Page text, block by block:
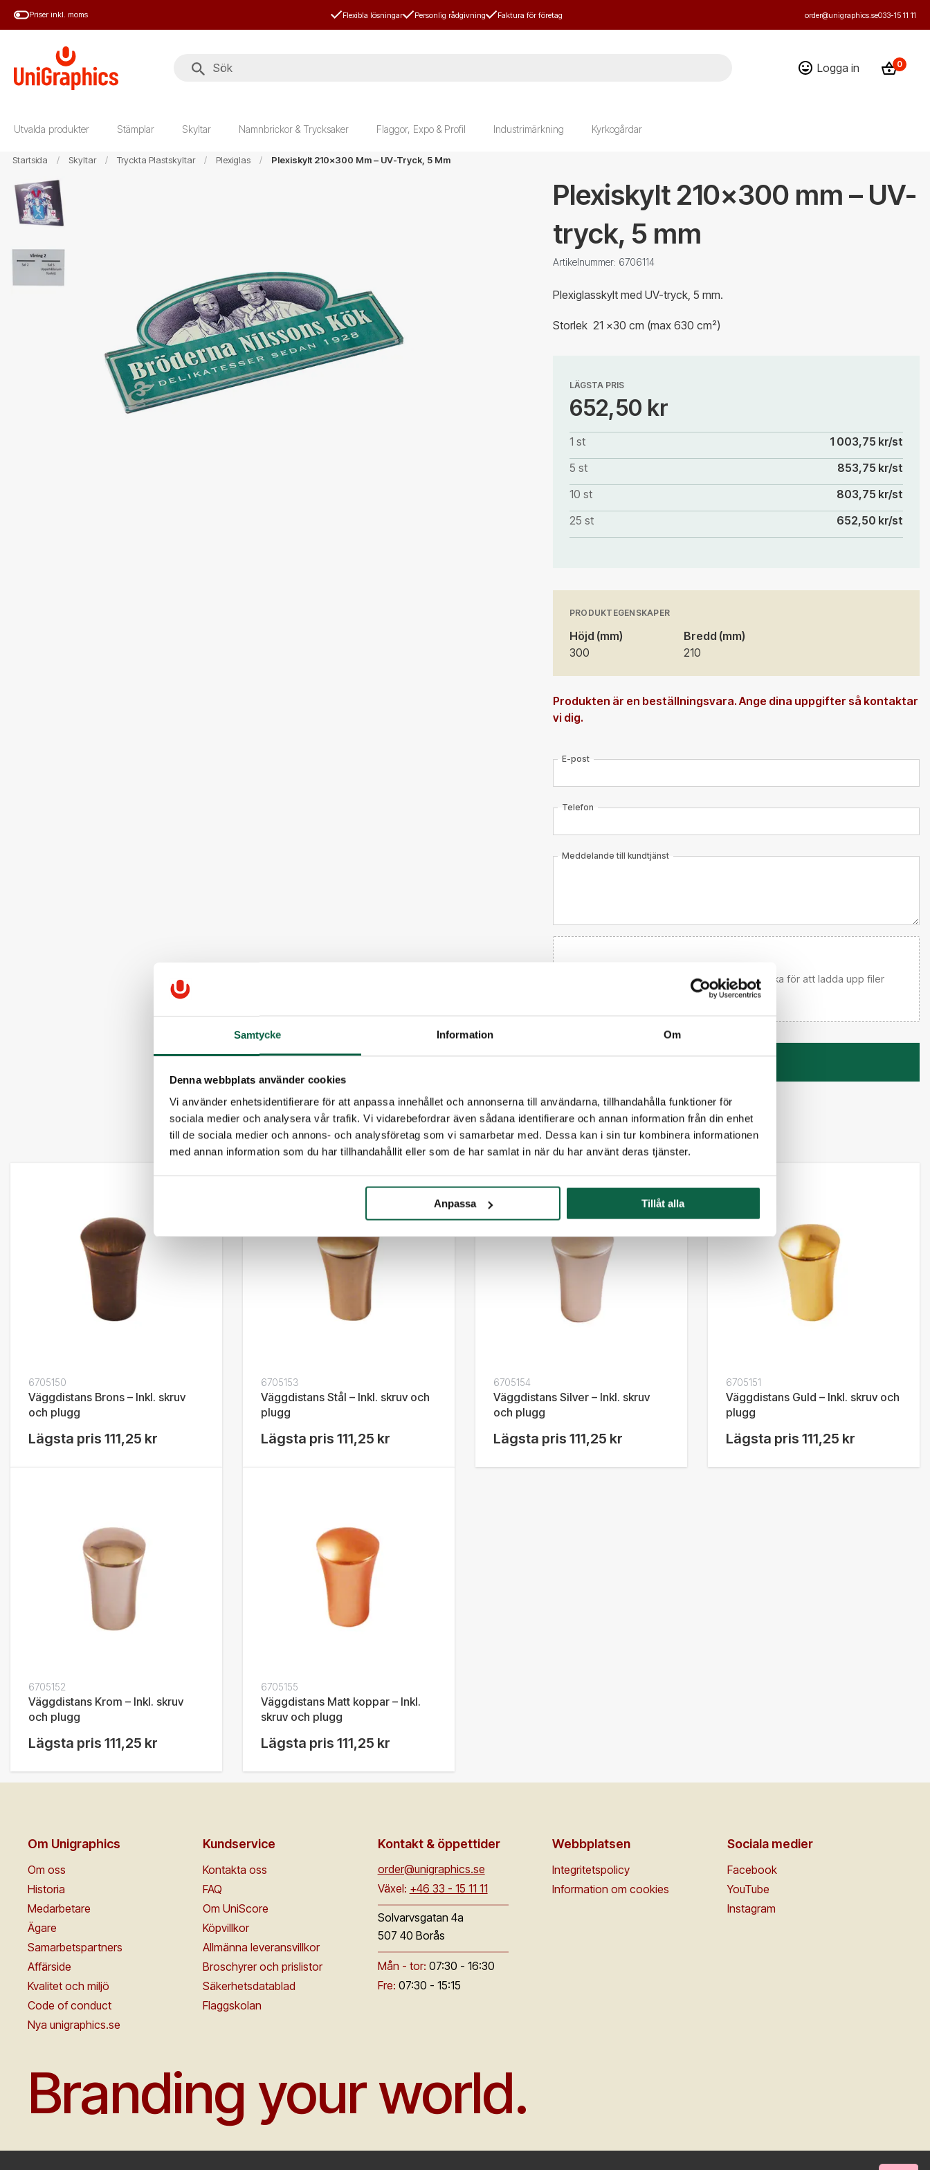
Samtycke Information Om
Denna webbplats använder cookies
Vi använder enhetsidentifierare för att anpassa innehållet och annonserna till användarna, tillhandahålla funktioner för
sociala medier och analysera vår trafik. Vi vidarebefordrar även sådana identifierare och annan information från din enhet
till de sociala medier och annons- och analysföretag som vi samarbetar med. Dessa kan i sin tur kombinera informationen
med annan information som du har tillhandahållit eller som de har samlat in när du har använt deras tjänster.
Anpassa Tillåt alla
HoppaPriser inkl. moms Flexibla lösningar Personlig rådgivning Faktura för företag order@unigraphics.se033-15 11 11
Logga in 0
Utvalda produkter Stämplar Skyltar Namnbrickor & Trycksaker Flaggor, Expo & Profil Industrimärkning Kyrkogårdar
Startsida Skyltar Tryckta Plastskyltar Plexiglas Plexiskylt 210x300 Mm – UV-Tryck, 5 Mm
Plexiskylt 210x300 mm – UV-
tryck, 5 mm
Artikelnummer: 6706114
Plexiglasskylt med UV-tryck, 5 mm.
Storlek 21 x30 cm (max 630 cm²)
LÄGSTA PRIS
652,50 kr
1 st
1 003,75 kr/st
5 st
853,75 kr/st
10 st
803,75 kr/st
25 st
652,50 kr/st
PRODUKTEGENSKAPER
Höjd (mm)
300
Bredd (mm)
210
Produkten är en beställningsvara. Ange dina uppgifter så kontaktar
vi dig.
E-post
Telefon
Meddelande till kundtjänst
(Fyll i email först) Dra och släpp eller klicka för att ladda upp filer
TILLBEHÖR
6705150
Väggdistans Brons – Inkl. skruv
och plugg
Lägsta pris 111,25 kr
6705153
Väggdistans Stål – Inkl. skruv och
plugg
Lägsta pris 111,25 kr
6705154
Väggdistans Silver – Inkl. skruv
och plugg
Lägsta pris 111,25 kr
6705151
Väggdistans Guld – Inkl. skruv och
plugg
Lägsta pris 111,25 kr
6705152
Väggdistans Krom – Inkl. skruv
och plugg
Lägsta pris 111,25 kr
6705155
Väggdistans Matt koppar – Inkl.
skruv och plugg
Lägsta pris 111,25 kr
Om Unigraphics
Om oss
Historia
Medarbetare
Ägare
Samarbetspartners
Affärside
Kvalitet och miljö
Code of conduct
Nya unigraphics.se
Kundservice
Kontakta oss
FAQ
Om UniScore
Köpvillkor
Allmänna leveransvillkor
Broschyrer och prislistor
Säkerhetsdatablad
Flaggskolan
Kontakt & öppettider
order@unigraphics.se
Växel: +46 33 - 15 11 11
Solvarvsgatan 4a
507 40 Borås
Mån - tor: 07:30 - 16:30
Fre: 07:30 - 15:15
Webbplatsen
Integritetspolicy
Information om cookies
Sociala medier
Facebook
YouTube
Instagram
Branding your world.